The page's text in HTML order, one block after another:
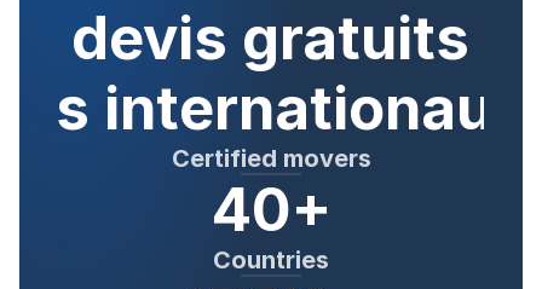
devis gratuits
internationaux
Certified movers
40+
Countries